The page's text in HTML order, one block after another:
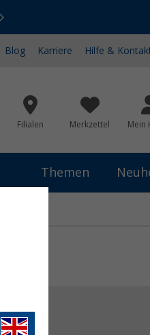
Top-
Blog Karriere Hilfe &
Filialen Merkzettel Mein
Themen
€